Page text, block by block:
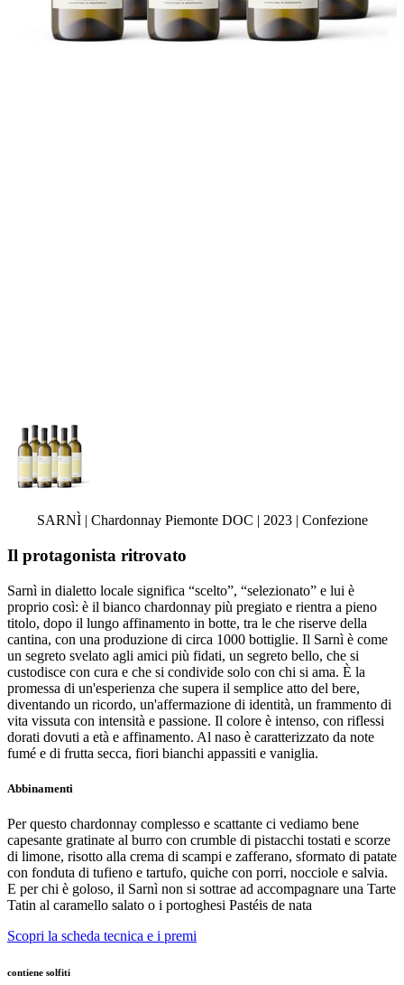
SARNÌ | Chardonnay Piemonte DOC | 2023 | Confezione
Il protagonista ritrovato
Sarnì in dialetto locale significa “scelto”, “selezionato” e lui è
proprio così: è il bianco chardonnay più pregiato e rientra a pieno
titolo, dopo il lungo affinamento in botte, tra le che riserve della
cantina, con una produzione di circa 1000 bottiglie. Il Sarnì è come
un segreto svelato agli amici più fidati, un segreto bello, che si
custodisce con cura e che si condivide solo con chi si ama. È la
promessa di un'esperienza che supera il semplice atto del bere,
diventando un ricordo, un'affermazione di identità, un frammento di
vita vissuta con intensità e passione. Il colore è intenso, con riflessi
dorati dovuti a età e affinamento. Al naso è caratterizzato da note
fumé e di frutta secca, fiori bianchi appassiti e vaniglia.
Abbinamenti
Per questo chardonnay complesso e scattante ci vediamo bene
capesante gratinate al burro con crumble di pistacchi tostati e scorze
di limone, risotto alla crema di scampi e zafferano, sformato di patate
con fonduta di tufieno e tartufo, quiche con porri, nocciole e salvia.
E per chi è goloso, il Sarnì non si sottrae ad accompagnare una Tarte
Tatin al caramello salato o i portoghesi Pastéis de nata
Scopri la scheda tecnica e i premi
contiene solfiti